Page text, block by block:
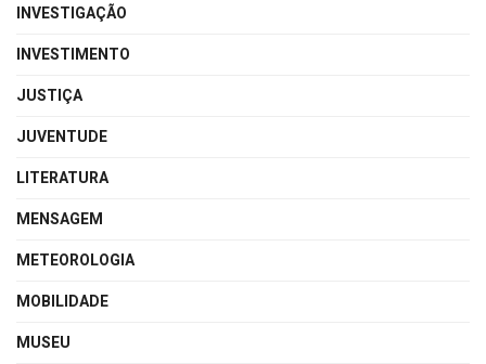
INVESTIGAÇÃO
INVESTIMENTO
JUSTIÇA
JUVENTUDE
LITERATURA
MENSAGEM
METEOROLOGIA
MOBILIDADE
MUSEU